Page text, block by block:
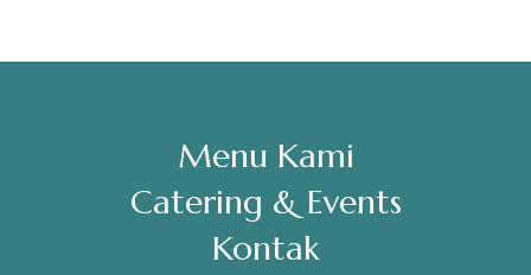
Menu Kami
Catering & Events
Kontak